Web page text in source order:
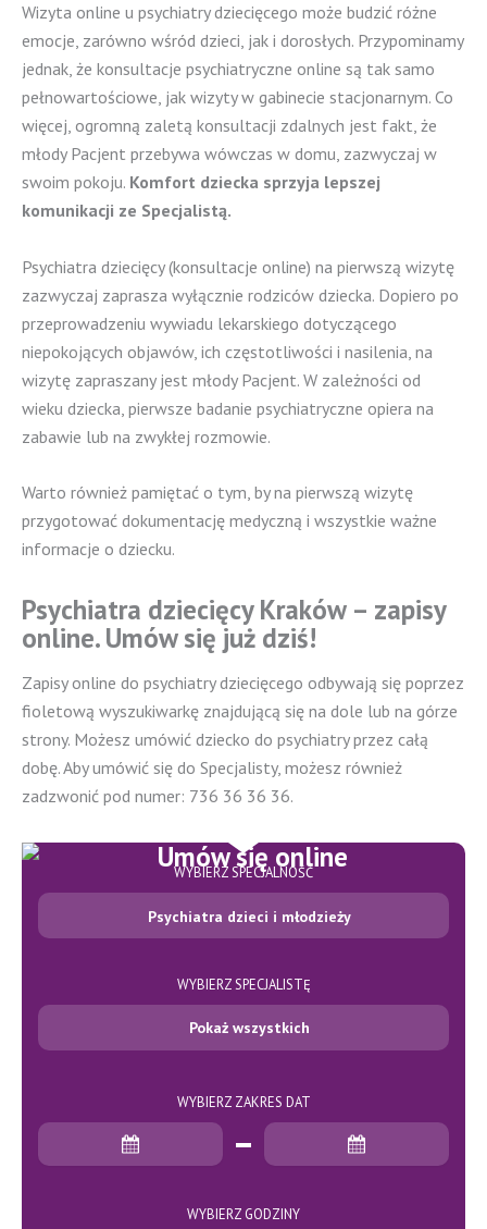
Wizyta online u psychiatry dziecięcego może budzić różne
emocje, zarówno wśród dzieci, jak i dorosłych. Przypominamy
jednak, że konsultacje psychiatryczne online są tak samo
pełnowartościowe, jak wizyty w gabinecie stacjonarnym. Co
więcej, ogromną zaletą konsultacji zdalnych jest fakt, że
młody Pacjent przebywa wówczas w domu, zazwyczaj w
swoim pokoju. Komfort dziecka sprzyja lepszej
komunikacji ze Specjalistą.
Psychiatra dziecięcy (konsultacje online) na pierwszą wizytę
zazwyczaj zaprasza wyłącznie rodziców dziecka. Dopiero po
przeprowadzeniu wywiadu lekarskiego dotyczącego
niepokojących objawów, ich częstotliwości i nasilenia, na
wizytę zapraszany jest młody Pacjent. W zależności od
wieku dziecka, pierwsze badanie psychiatryczne opiera na
zabawie lub na zwykłej rozmowie.
Warto również pamiętać o tym, by na pierwszą wizytę
przygotować dokumentację medyczną i wszystkie ważne
informacje o dziecku.
Psychiatra dziecięcy Kraków – zapisy
online. Umów się już dziś!
Zapisy online do psychiatry dziecięcego odbywają się poprzez
fioletową wyszukiwarkę znajdującą się na dole lub na górze
strony. Możesz umówić dziecko do psychiatry przez całą
dobę. Aby umówić się do Specjalisty, możesz również
zadzwonić pod numer: 736 36 36 36.
WYBIERZ SPECJALNOŚĆ
Psychiatra dzieci i młodzieży
WYBIERZ SPECJALISTĘ
Pokaż wszystkich
WYBIERZ ZAKRES DAT
Data rozpoczęcia
Data zakończenia
WYBIERZ GODZINY